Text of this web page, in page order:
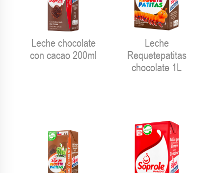
Leche chocolate
con cacao 200ml
Leche
Requetepatitas
chocolate 1L